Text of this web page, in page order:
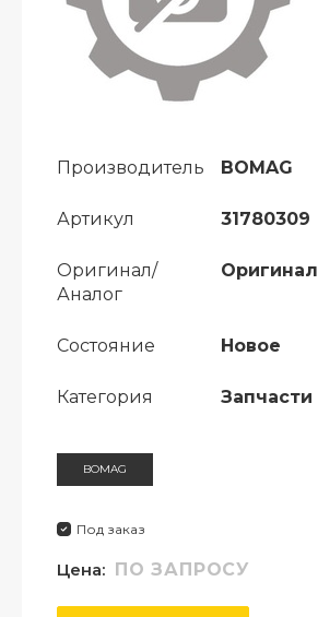
Производитель BOMAG
Артикул 31780309
Оригинал/
Аналог
Оригинал
Состояние Новое
Категория Запчасти
BOMAG
Под заказ
Цена: ПО ЗАПРОСУ